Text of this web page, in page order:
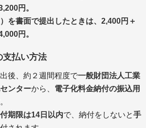
円。
を書面で提出したときは、2,400円＋
円。
支払い方法
後、約２週間程度で一般財団法人工業
ンターから、 電子化料金納付の振込用
期限は14日以内で、納付をしないと手